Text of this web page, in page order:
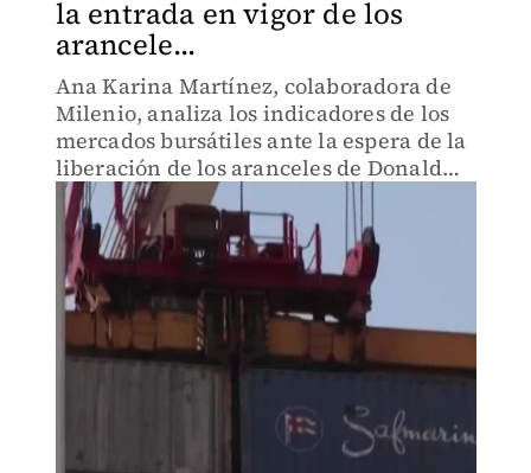
la entrada en vigor de los
arancele...
Ana Karina Martínez, colaboradora de
Milenio, analiza los indicadores de los
mercados bursátiles ante la espera de la
liberación de los aranceles de Donald
Trump.